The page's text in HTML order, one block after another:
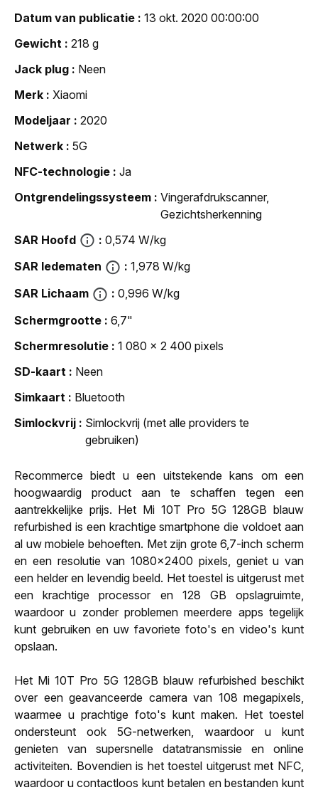
Datum van publicatie
13 okt. 2020 00:00:00
Gewicht
218 g
Jack plug
Neen
Merk
Xiaomi
Modeljaar
2020
Netwerk
5G
NFC-technologie
Ja
Ontgrendelingssysteem
Vingerafdrukscanner,
Gezichtsherkenning
SAR Hoofd
0,574 W/kg
SAR ledematen
1,978 W/kg
SAR Lichaam
0,996 W/kg
Schermgrootte
6,7"
Schermresolutie
1 080 x 2 400 pixels
SD-kaart
Neen
Simkaart
Bluetooth
Simlockvrij
Simlockvrij (met alle providers te
gebruiken)
Recommerce biedt u een uitstekende kans om een
hoogwaardig product aan te schaffen tegen een
aantrekkelijke prijs. Het Mi 10T Pro 5G 128GB blauw
refurbished is een krachtige smartphone die voldoet aan
al uw mobiele behoeften. Met zijn grote 6,7-inch scherm
en een resolutie van 1080x2400 pixels, geniet u van
een helder en levendig beeld. Het toestel is uitgerust met
een krachtige processor en 128 GB opslagruimte,
waardoor u zonder problemen meerdere apps tegelijk
kunt gebruiken en uw favoriete foto's en video's kunt
opslaan.
Het Mi 10T Pro 5G 128GB blauw refurbished beschikt
over een geavanceerde camera van 108 megapixels,
waarmee u prachtige foto's kunt maken. Het toestel
ondersteunt ook 5G-netwerken, waardoor u kunt
genieten van supersnelle datatransmissie en online
activiteiten. Bovendien is het toestel uitgerust met NFC,
waardoor u contactloos kunt betalen en bestanden kunt